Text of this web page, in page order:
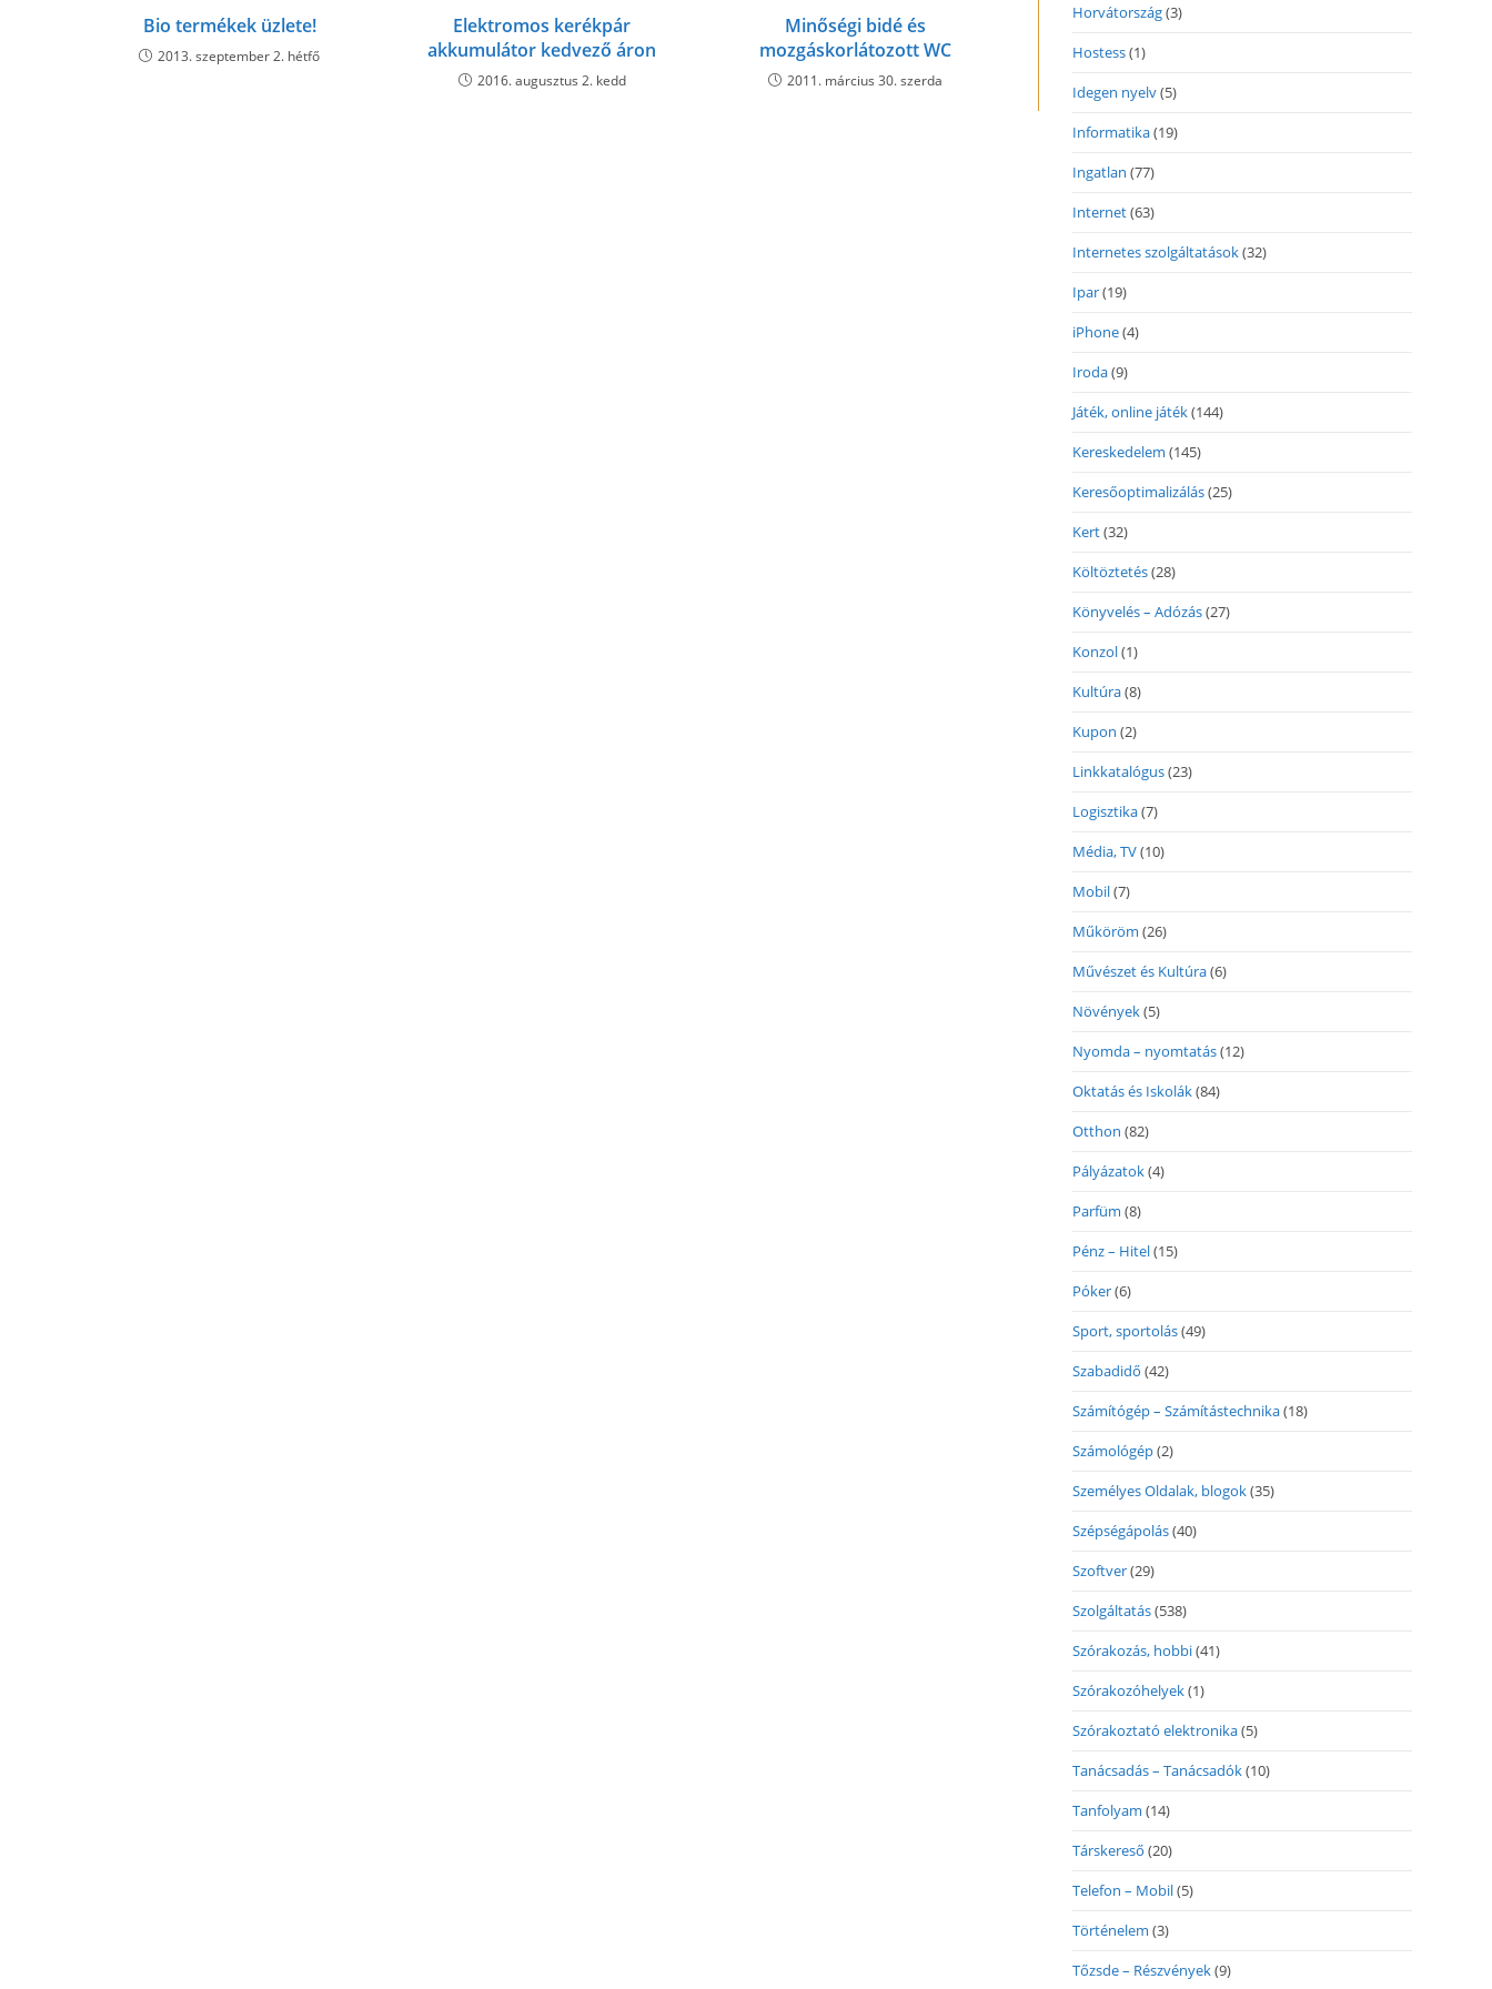
Bio termékek üzlete!
2013. szeptember 2. hétfő
Elektromos kerékpár
akkumulátor kedvező áron
2016. augusztus 2. kedd
Minőségi bidé és
mozgáskorlátozott WC
2011. március 30. szerda
Horvátország(3)
Hostess(1)
Idegen nyelv(5)
Informatika(19)
Ingatlan (77)
Internet(63)
Internetes szolgáltatások(32)
Ipar(19)
iPhone(4)
Iroda(9)
Játék, online játék(144)
Kereskedelem (145)
Keresőoptimalizálás(25)
Kert(32)
Költöztetés(28)
Könyvelés – Adózás(27)
Konzol(1)
Kultúra(8)
Kupon (2)
Linkkatalógus(23)
Logisztika(7)
Média, TV(10)
Mobil(7)
Műköröm (26)
Művészet és Kultúra(6)
Növények(5)
Nyomda – nyomtatás(12)
Oktatás és Iskolák(84)
Otthon (82)
Pályázatok(4)
Parfüm (8)
Pénz – Hitel(15)
Póker(6)
Sport, sportolás(49)
Szabadidő (42)
Számítógép – Számítástechnika(18)
Számológép(2)
Személyes Oldalak, blogok(35)
Szépségápolás(40)
Szoftver(29)
Szolgáltatás(538)
Szórakozás, hobbi(41)
Szórakozóhelyek(1)
Szórakoztató elektronika(5)
Tanácsadás – Tanácsadók(10)
Tanfolyam (14)
Társkereső (20)
Telefon – Mobil(5)
Történelem (3)
Tőzsde – Részvények(9)